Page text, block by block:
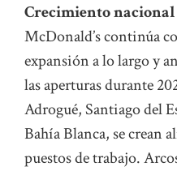
Crecimiento nacional
McDonald’s continúa
expansión a lo largo y
las aperturas durante
Adrogué, Santiago del
Bahía Blanca, se crean
puestos de trabajo.